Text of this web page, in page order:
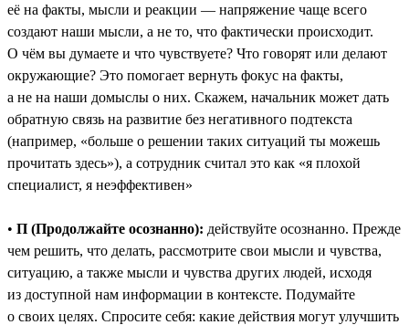
её на факты, мысли и реакции — напряжение чаще всего
создают наши мысли, а не то, что фактически происходит.
О чём вы думаете и что чувствуете? Что говорят или делают
окружающие? Это помогает вернуть фокус на факты,
а не на наши домыслы о них. Скажем, начальник может дать
обратную связь на развитие без негативного подтекста
(например, «больше о решении таких ситуаций ты можешь
прочитать здесь»), а сотрудник считал это как «я плохой
специалист, я неэффективен»
• П (Продолжайте осознанно): действуйте осознанно. Прежде
чем решить, что делать, рассмотрите свои мысли и чувства,
ситуацию, а также мысли и чувства других людей, исходя
из доступной нам информации в контексте. Подумайте
о своих целях. Спросите себя: какие действия могут улучшить